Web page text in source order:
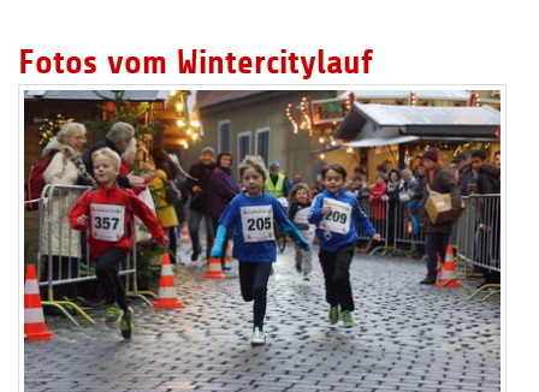
Fotos vom Wintercitylauf